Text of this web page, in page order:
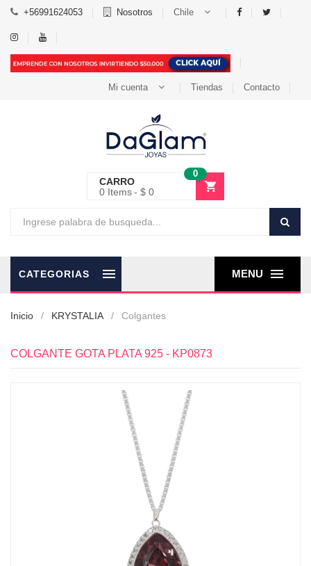
+56991624053 Nosotros Chile
Mi cuenta Tiendas Contacto
CARRO
0
0 Items $ 0
MENU
CATEGORIAS
Inicio KRYSTALIA Colgantes
COLGANTE GOTA PLATA 925 - KP0873